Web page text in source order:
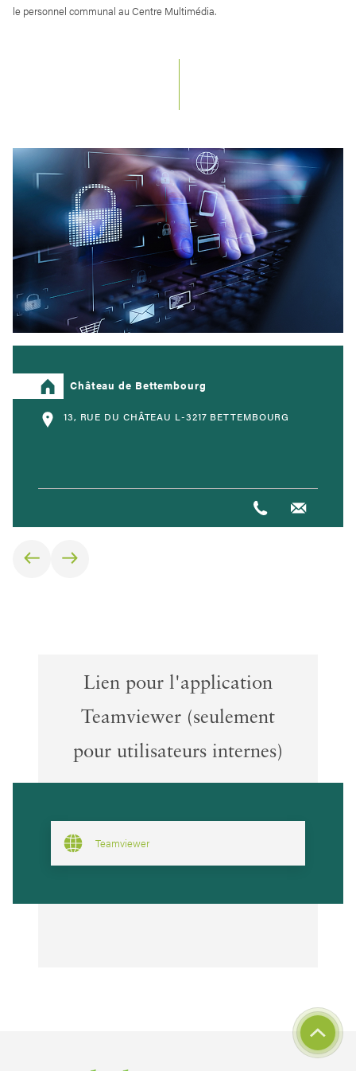
le personnel communal au Centre Multimédia.
Château de Bettembourg
13, RUE DU CHÂTEAU L-3217 BETTEMBOURG
Lien pour l'application
Teamviewer (seulement
pour utilisateurs internes)
Teamviewer